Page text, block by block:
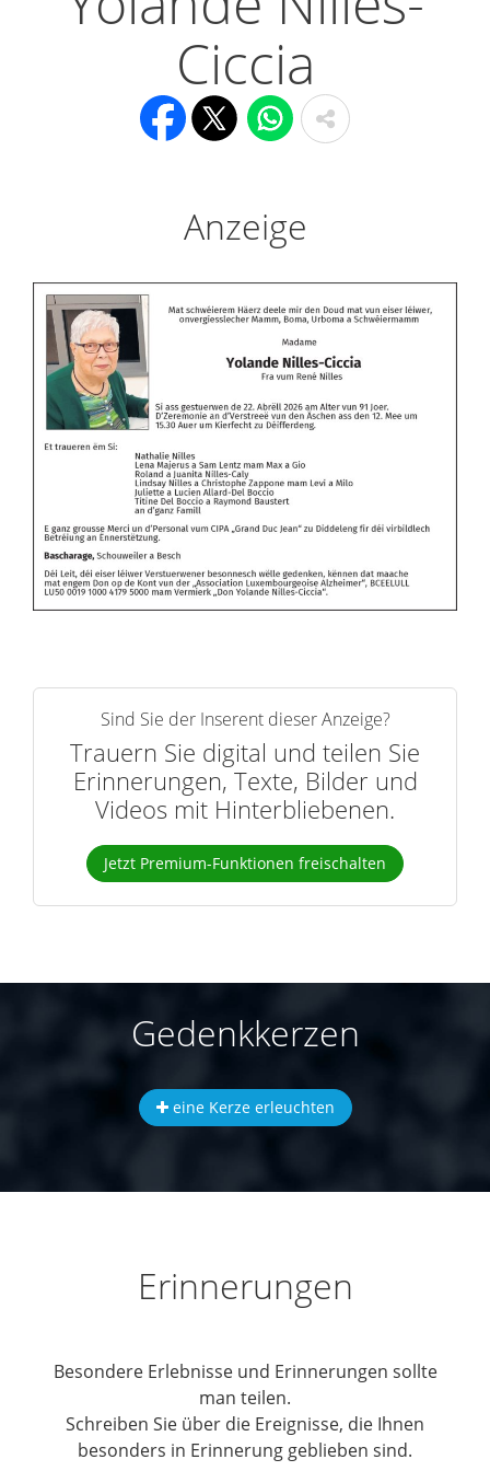
Ciccia
Anzeige
Sind Sie der Inserent dieser Anzeige?
Trauern Sie digital und teilen Sie
Erinnerungen, Texte, Bilder und
Videos mit Hinterbliebenen.
Jetzt Premium-Funktionen freischalten
Gedenkkerzen
eine Kerze erleuchten
Erinnerungen
Besondere Erlebnisse und Erinnerungen sollte
man teilen.
Schreiben Sie über die Ereignisse, die Ihnen
besonders in Erinnerung geblieben sind.